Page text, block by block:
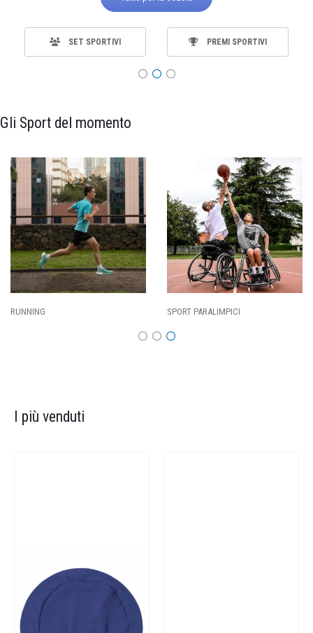
SET SPORTIVI PREMI SPORTIVI
Gli Sport del momento
SPORT PARALIMPICI
I più venduti